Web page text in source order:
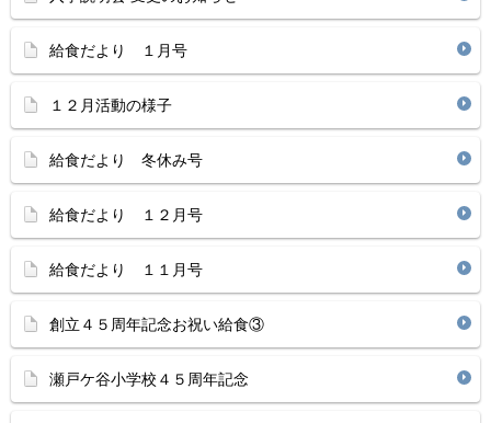
給食だより １月号
１２月活動の様子
給食だより 冬休み号
給食だより １２月号
給食だより １１月号
創立４５周年記念お祝い給食③
瀬戸ケ谷小学校４５周年記念